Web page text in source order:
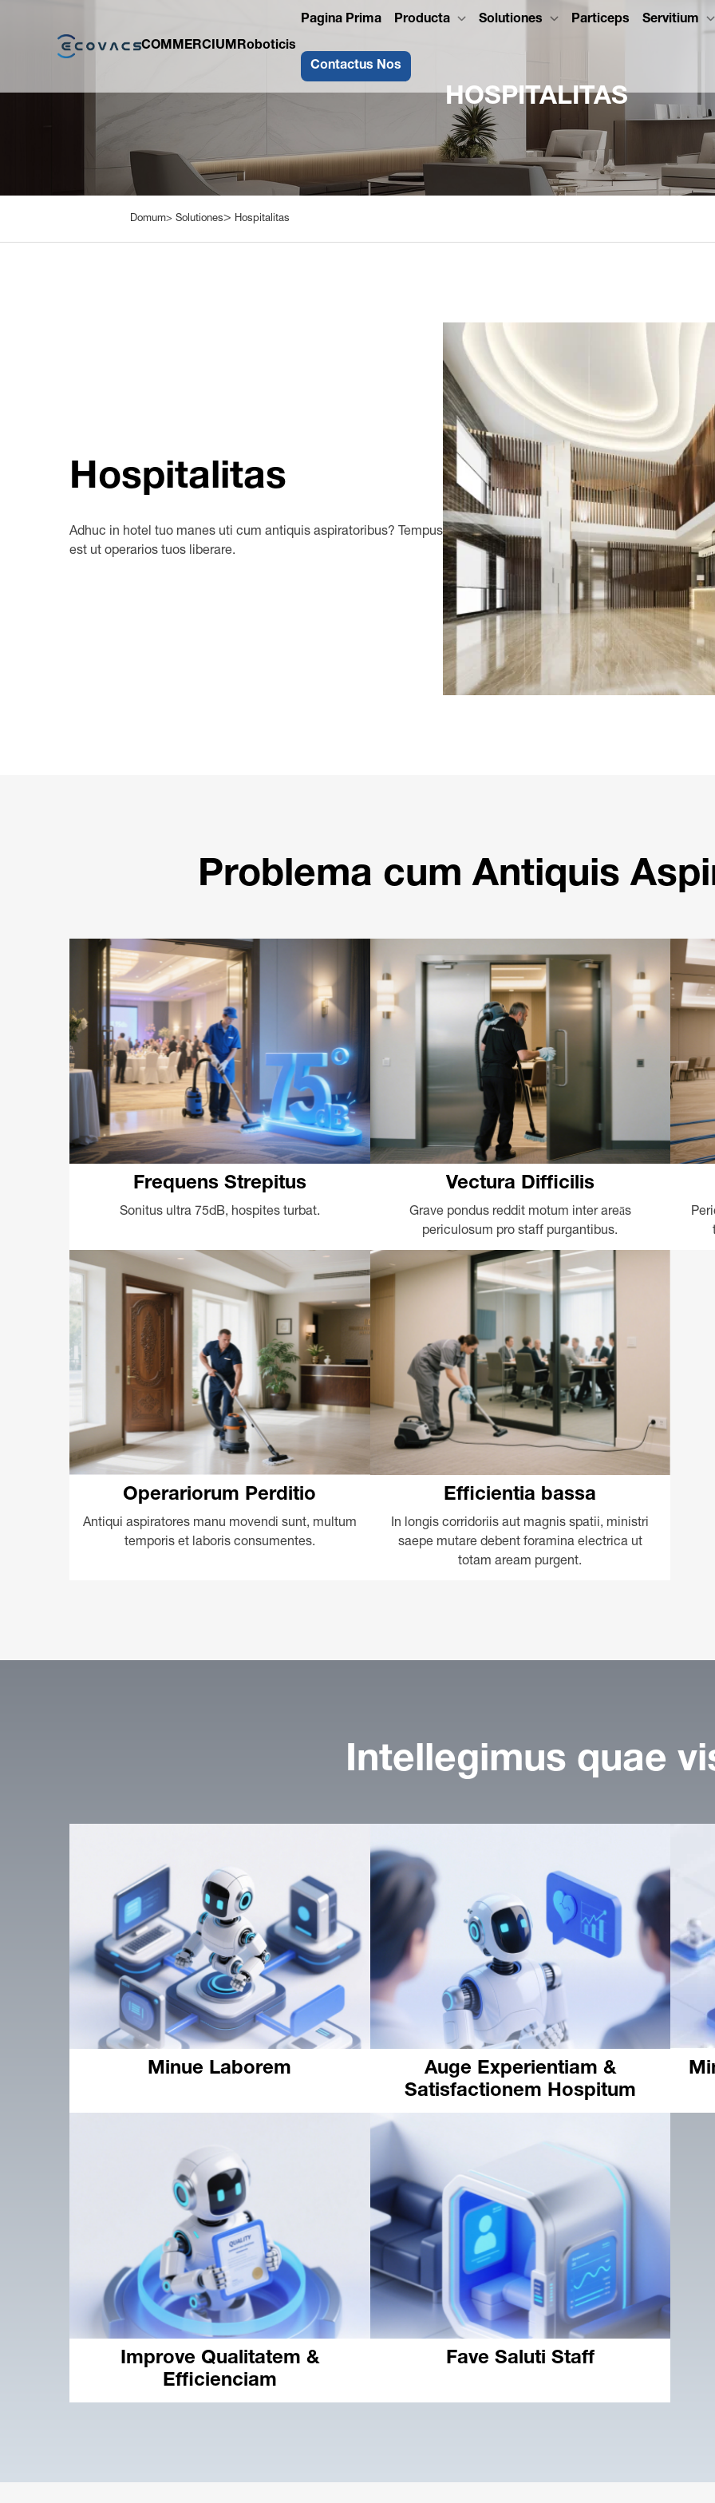
COMMERCIUMRoboticis
Pagina Prima Producta Solutiones Particeps Servitium
Contactus Nos
HOSPITALITAS
Domum> Solutiones> Hospitalitas
Hospitalitas
Adhuc in hotel tuo manes uti cum antiquis aspiratoribus? Tempus
est ut operarios tuos liberare.
Problema cum Antiquis
Frequens Strepitus
Sonitus ultra 75dB, hospites turbat.
Vectura Difficilis
Grave pondus reddit motum inter areās
periculosum pro staff purgantibus.
Operariorum Perditio
Antiqui aspiratores manu movendi sunt, multum
temporis et laboris consumentes.
Efficientia bassa
In longis corridoriis aut magnis spatii, ministri
saepe mutare debent foramina electrica ut
totam aream purgent.
Intellegimus quae
Minue Laborem
Auge Experientiam &
Satisfactionem Hospitum
Improve Qualitatem &
Efficienciam
Fave Saluti Staff